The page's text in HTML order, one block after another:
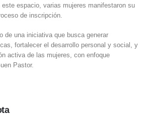
espacio, varias mujeres manifestaron su
de inscripción.
de una iniciativa que busca generar
fortalecer el desarrollo personal y social, y
activa de las mujeres, con enfoque
Pastor.